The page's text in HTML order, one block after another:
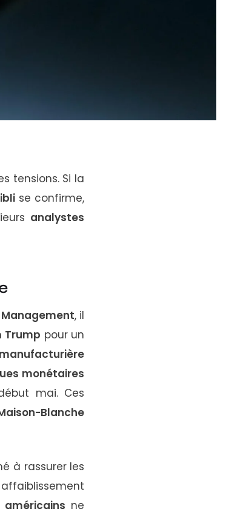
tensions. Si la
se confirme,
analystes
Management, il
Trump pour un
manufacturière
monétaires
mai. Ces
Blanche
à rassurer les
affaiblissement
américains ne